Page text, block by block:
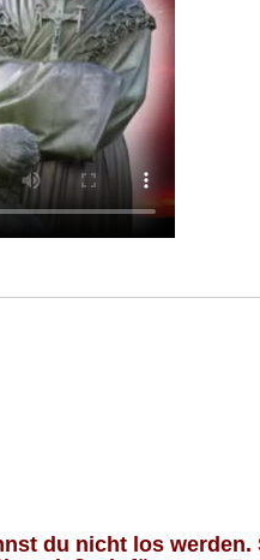
du nicht los